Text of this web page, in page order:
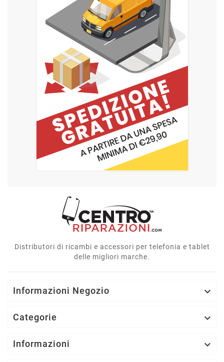
Distributori di ricambi e accessori per telefonia e tablet
delle migliori marche.
Informazioni Negozio 
Categorie 
Informazioni 